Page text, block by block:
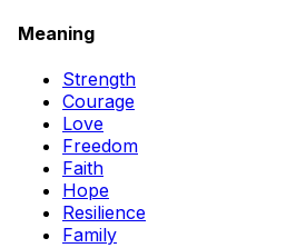
Meaning
Strength
Courage
Love
Freedom
Faith
Hope
Resilience
Family